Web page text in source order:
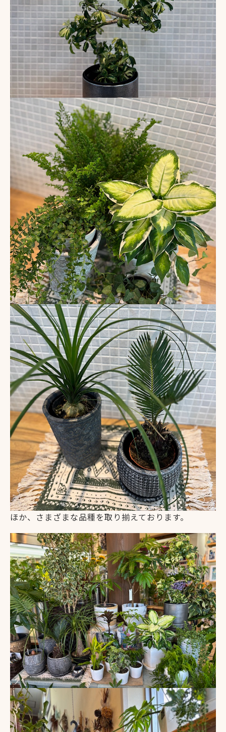
ほか、さまざまな品種を取り揃えております。